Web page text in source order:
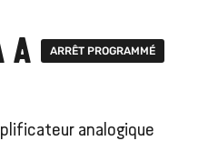
A ARRÊT PROGRAMMÉ
analogique